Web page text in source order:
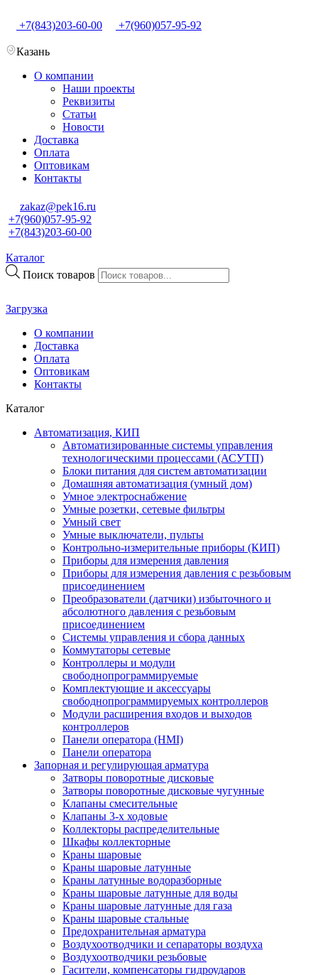
+7(843)203-60-00 +7(960)057-95-92
Казань
О компании
Наши проекты
Реквизиты
Статьи
Новости
Доставка
Оплата
Оптовикам
Контакты
zakaz@pek16.ru
+7(960)057-95-92
+7(843)203-60-00
Каталог
Поиск товаров
Загрузка
О компании
Доставка
Оплата
Оптовикам
Контакты
Каталог
Автоматизация, КИП
Автоматизированные системы управления
технологическими процессами (АСУТП)
Блоки питания для систем автоматизации
Домашняя автоматизация (умный дом)
Умное электроснабжение
Умные розетки, сетевые фильтры
Умный свет
Умные выключатели, пульты
Контрольно-измерительные приборы (КИП)
Приборы для измерения давления
Приборы для измерения давления с резьбовым
присоединением
Преобразователи (датчики) избыточного и
абсолютного давления с резьбовым
присоединением
Системы управления и сбора данных
Коммутаторы сетевые
Контроллеры и модули
свободнопрограммируемые
Комплектующие и аксессуары
свободнопрограммируемых контроллеров
Модули расширения входов и выходов
контроллеров
Панели оператора (HMI)
Панели оператора
Запорная и регулирующая арматура
Затворы поворотные дисковые
Затворы поворотные дисковые чугунные
Клапаны смесительные
Клапаны 3-х ходовые
Коллекторы распределительные
Шкафы коллекторные
Краны шаровые
Краны шаровые латунные
Краны латунные водоразборные
Краны шаровые латунные для воды
Краны шаровые латунные для газа
Краны шаровые стальные
Предохранительная арматура
Воздухоотводчики и сепараторы воздуха
Воздухоотводчики резьбовые
Гасители, компенсаторы гидроударов